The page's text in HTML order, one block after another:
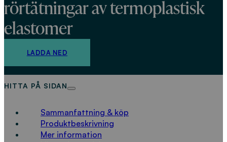
rörtätningar av termoplastisk
elastomer
LADDA NED
HITTA PÅ SIDAN
Sammanfattning & köp
Produktbeskrivning
Mer information